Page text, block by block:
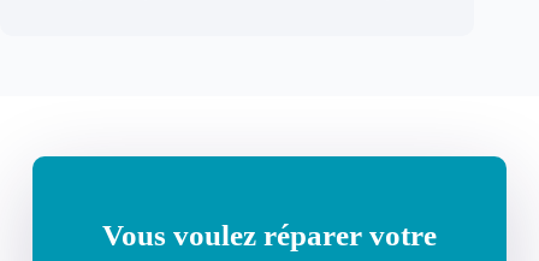
Vous voulez réparer votre